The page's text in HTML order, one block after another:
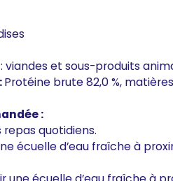
viandes et sous-produits
Protéine brute 82,0 %,
:
quotidiens.
écuelle d’eau fraîche à